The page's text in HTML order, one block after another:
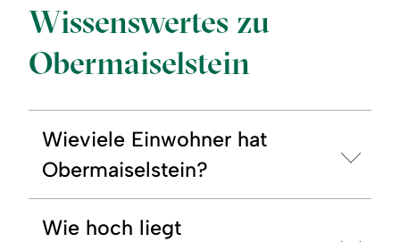
Wissenswertes zu
Obermaiselstein
Wieviele Einwohner hat
Obermaiselstein?
Wie hoch liegt